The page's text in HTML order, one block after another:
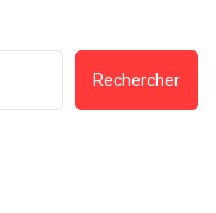
Rechercher